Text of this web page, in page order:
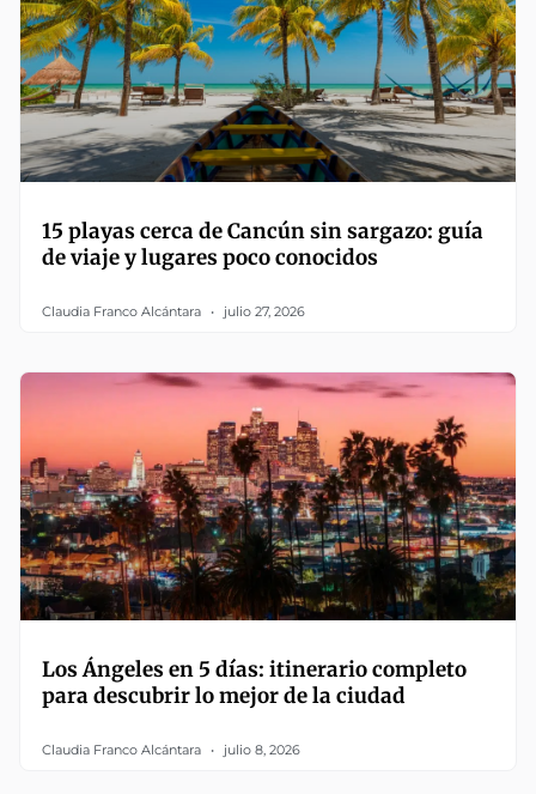
15 playas cerca de Cancún sin sargazo: guía
de viaje y lugares poco conocidos
Claudia Franco Alcántara julio 27, 2026
Los Ángeles en 5 días: itinerario completo
para descubrir lo mejor de la ciudad
Claudia Franco Alcántara julio 8, 2026